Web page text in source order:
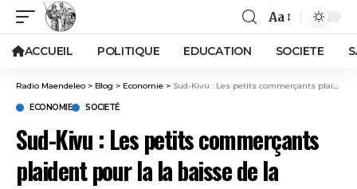
Aa
ACCUEIL POLITIQUE EDUCATION SOCIETE
Radio Maendeleo > Blog > Economie > Sud-Kivu : Les petits commerçants plaident pour la la baisse de la patente pour qu’ils formalisent leurs activités
ECONOMIE SOCIETÉ
Sud-Kivu : Les petits commerçants
plaident pour la la baisse de la